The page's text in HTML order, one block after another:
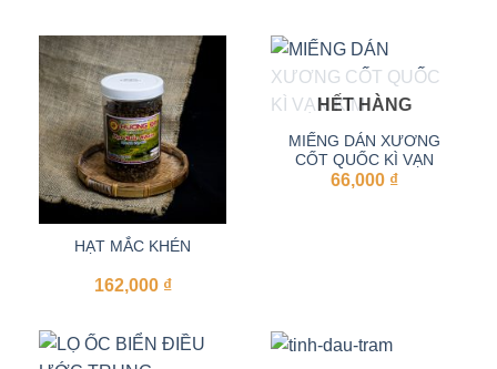
HẠT MẮC KHÉN
162,000 ₫
HẾT HÀNG
MIẾNG DÁN XƯƠNG
CỐT QUỐC KÌ VẠN
KIM
66,000 ₫